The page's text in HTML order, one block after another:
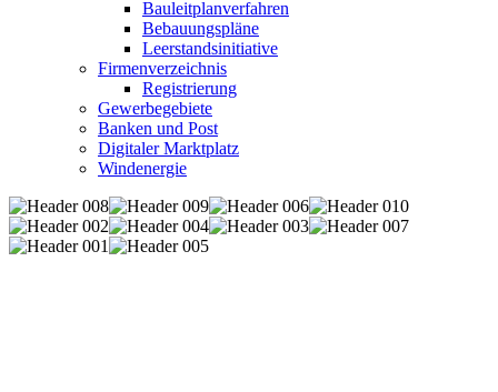
Bauleitplanverfahren
Bebauungspläne
Leerstandsinitiative
Firmenverzeichnis
Registrierung
Gewerbegebiete
Banken und Post
Digitaler Marktplatz
Windenergie